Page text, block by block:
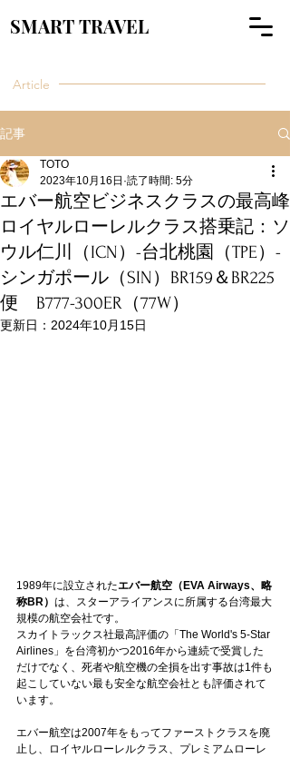
SMART TRAVEL
Article
記事
エバー航空ビジネスクラスの最高峰
ロイヤルローレルクラス搭乗記：ソ
ウル仁川（ICN）-台北桃園（TPE）-
シンガポール（SIN）BR159＆BR225
便 B777-300ER（77W）
TOTO
2023年10月16日 読了時間: 5分
更新日： 2024年10月15日
1989年に設立されたエバー航空（EVA Airways、略
称BR） は、スターアライアンスに所属する台湾最大
規模の航空会社です。
スカイトラックス社最高評価の「The World's 5-Star
Airlines」を台湾初かつ2016年から連続で受賞した
だけでなく、死者や航空機の全損を出す事故は1件も
起こしていない最も安全な航空会社とも評価されて
います。
エバー航空は2007年をもってファーストクラスを廃
止し、ロイヤルローレルクラス、プレミアムローレ